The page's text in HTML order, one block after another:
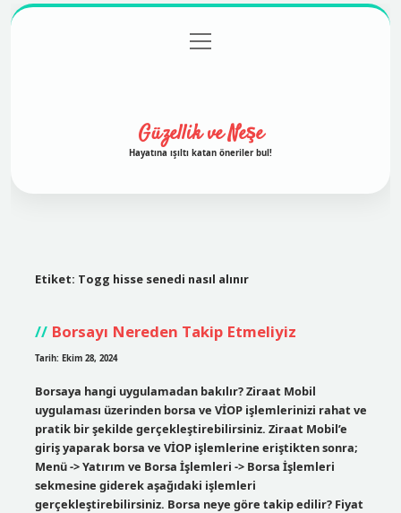
Gizlilik Politikası
menüyü
aç
Güzellik ve Neşe
Hayatına ışıltı katan öneriler bul!
Etiket: Togg hisse senedi nasıl alınır
Borsayı Nereden Takip Etmeliyiz
Tarih: Ekim 28, 2024
Borsaya hangi uygulamadan bakılır? Ziraat Mobil
uygulaması üzerinden borsa ve VİOP işlemlerinizi rahat ve
pratik bir şekilde gerçekleştirebilirsiniz. Ziraat Mobil’e
giriş yaparak borsa ve VİOP işlemlerine eriştikten sonra;
Menü -> Yatırım ve Borsa İşlemleri -> Borsa İşlemleri
sekmesine giderek aşağıdaki işlemleri
gerçekleştirebilirsiniz. Borsa neye göre takip edilir? Fiyat